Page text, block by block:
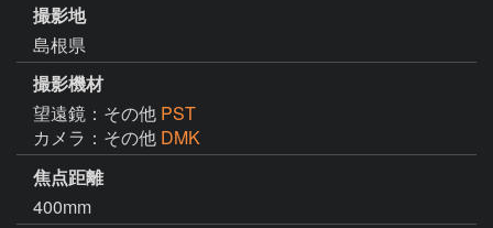
撮影地
島根県
撮影機材
望遠鏡：その他 PST
カメラ：その他 DMK
焦点距離
400mm